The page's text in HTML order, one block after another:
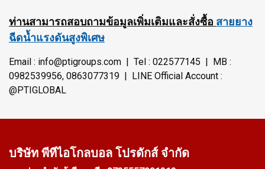
ท่านสามารถสอบถามข้อมูลเพิ่มเติมและสั่งซื้อ สายยาง
ฉีดน้ำแรงดันสูงพิเศษ
Email : info@ptigroups.com | Tel : 022577145 | MB :
0982539956, 0863077319 | LINE Official Account :
@PTIGLOBAL
บริษัท พีทีไอโกลบอล โปรดักส์ จำกัด